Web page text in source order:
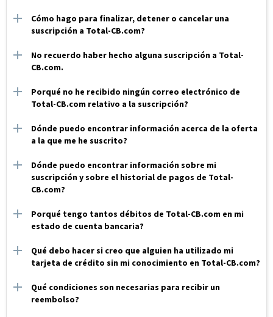
Cómo hago para finalizar, detener o cancelar una
suscripción a Total-CB.com?
No recuerdo haber hecho alguna suscripción a Total-
CB.com.
Porqué no he recibido ningún correo electrónico de
Total-CB.com relativo a la suscripción?
Dónde puedo encontrar información acerca de la oferta
a la que me he suscrito?
Dónde puedo encontrar información sobre mi
suscripción y sobre el historial de pagos de Total-
CB.com?
Porqué tengo tantos débitos de Total-CB.com en mi
estado de cuenta bancaria?
Qué debo hacer si creo que alguien ha utilizado mi
tarjeta de crédito sin mi conocimiento en Total-CB.com?
Qué condiciones son necesarias para recibir un
reembolso?